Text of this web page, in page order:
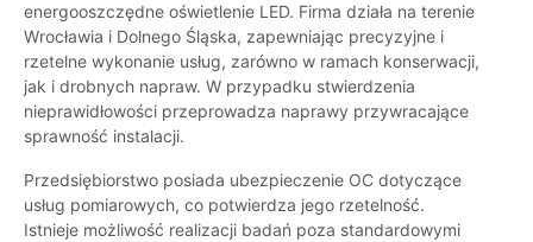
energooszczędne oświetlenie LED. Firma działa na terenie
Wrocławia i Dolnego Śląska, zapewniając precyzyjne i
rzetelne wykonanie usług, zarówno w ramach konserwacji,
jak i drobnych napraw. W przypadku stwierdzenia
nieprawidłowości przeprowadza naprawy przywracające
sprawność instalacji.
Przedsiębiorstwo posiada ubezpieczenie OC dotyczące
usług pomiarowych, co potwierdza jego rzetelność.
Istnieje możliwość realizacji badań poza standardowymi